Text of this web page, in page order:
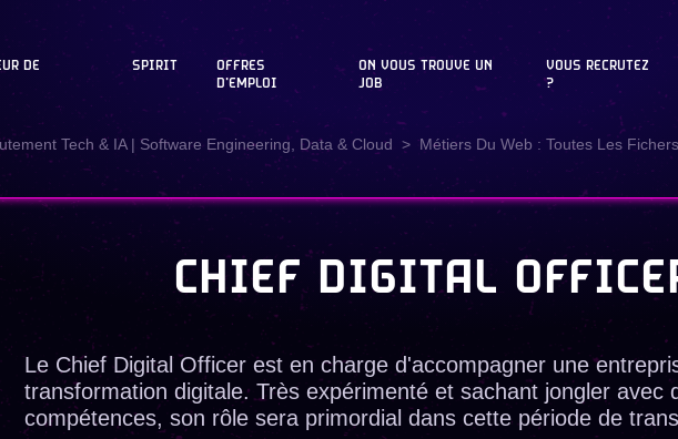
DE
SPIRIT
OFFRES
D'EMPLOI
ON VOUS TROUVE UN
JOB
VOUS RECRUTEZ
?
Tech & IA | Software Engineering, Data & Cloud Métiers Du Web : Toutes Les
CHIEF DIGITAL
Le Chief Digital Officer est en charge d'accompagner une
transformation digitale. Très expérimenté et sachant jongler avec
compétences, son rôle sera primordial dans cette période de